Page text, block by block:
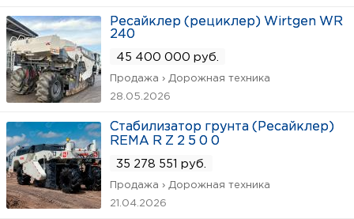
Ресайклер (рециклер) Wirtgen WR
240
45 400 000 руб.
Продажа › Дорожная техника
28.05.2026
Стабилизатор грунта (Ресайклер)
REMA R Z 2 5 0 0
35 278 551 руб.
Продажа › Дорожная техника
21.04.2026